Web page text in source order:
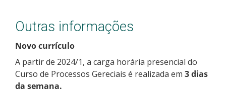
Outras informações
Novo currículo
A partir de 2024/1, a carga horária presencial do
Curso de Processos Gereciais é realizada em 3 dias
da semana.